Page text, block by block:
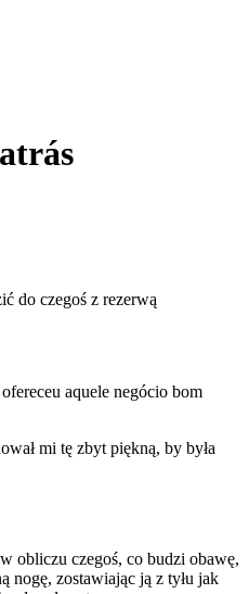
do czegoś z rezerwą
aquele negócio bom
mi tę zbyt piękną, by była
obliczu czegoś, co budzi obawę,
nogę, zostawiając ją z tyłu jak